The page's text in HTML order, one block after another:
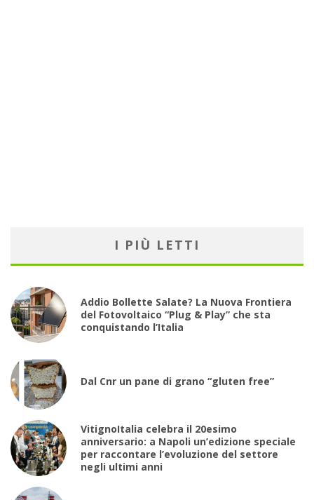
I PIÙ LETTI
Addio Bollette Salate? La Nuova Frontiera
del Fotovoltaico “Plug & Play” che sta
conquistando l’Italia
Dal Cnr un pane di grano “gluten free”
VitignoItalia celebra il 20esimo
anniversario: a Napoli un’edizione speciale
per raccontare l’evoluzione del settore
negli ultimi anni